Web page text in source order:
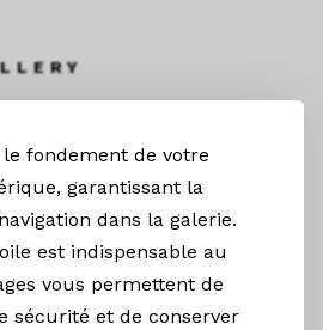
le fondement de votre
garantissant la
dans la galerie.
est indispensable au
vous permettent de
sécurité et de conserver